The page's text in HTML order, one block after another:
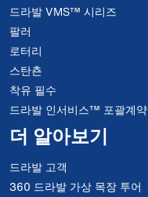
드라발 VMS™ 시리즈
팔러
로터리
스탄쵼
착유 필수
드라발 인서비스™ 포괄계약
더 알아보기
드라발 고객
360 드라발 가상 목장 투어